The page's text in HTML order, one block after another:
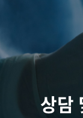
상담